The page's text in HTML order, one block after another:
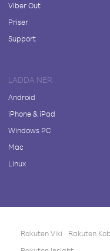
Viber Out
Priser
Support
LADDA NER
Android
iPhone & iPad
Windows PC
Mac
Linux
Rakuten Viki Rakuten